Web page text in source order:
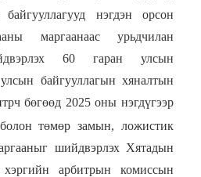
нэгдэн орсон
маргаанаас урьдчилан
60 гаран улсын
байгууллагын хяналтын
бөгөөд 2025 оны нэгдүгээр
болонтөмөр замын,ложистик
шийдвэрлэх Хятадын
арбитрын комиссын